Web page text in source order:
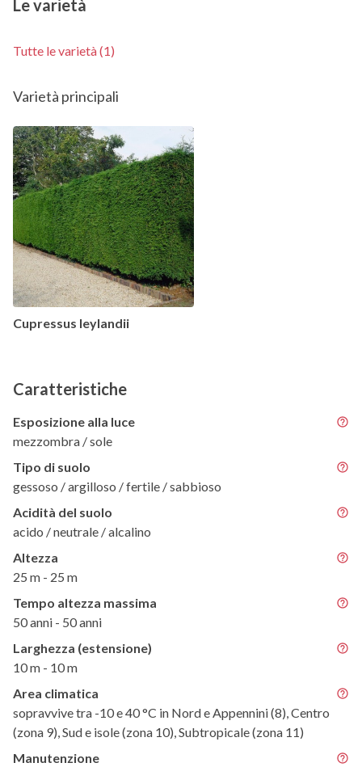
Le varietà
Tutte le varietà (1)
Varietà principali
Cupressus leylandii
Caratteristiche
Esposizione alla luce
mezzombra / sole
Tipo di suolo
gessoso / argilloso / fertile / sabbioso
Acidità del suolo
acido / neutrale / alcalino
Altezza
25 m - 25 m
Tempo altezza massima
50 anni - 50 anni
Larghezza (estensione)
10 m - 10 m
Area climatica
sopravvive tra -10 e 40 °C in Nord e Appennini (8), Centro
(zona 9), Sud e isole (zona 10), Subtropicale (zona 11)
Manutenzione